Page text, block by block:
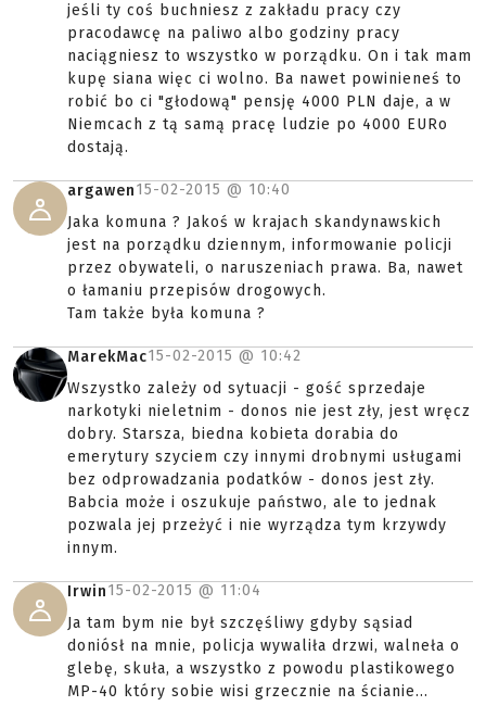
jeśli ty coś buchniesz z zakładu pracy czy
pracodawcę na paliwo albo godziny pracy
naciągniesz to wszystko w porządku. On i tak mam
kupę siana więc ci wolno. Ba nawet powinieneś to
robić bo ci "głodową" pensję 4000 PLN daje, a w
Niemcach z tą samą pracę ludzie po 4000 EURo
dostają.
argawen15-02-2015 @ 10:40
Jaka komuna ? Jakoś w krajach skandynawskich
jest na porządku dziennym, informowanie policji
przez obywateli, o naruszeniach prawa. Ba, nawet
o łamaniu przepisów drogowych.
Tam także była komuna ?
MarekMac15-02-2015 @ 10:42
Wszystko zależy od sytuacji - gość sprzedaje
narkotyki nieletnim - donos nie jest zły, jest wręcz
dobry. Starsza, biedna kobieta dorabia do
emerytury szyciem czy innymi drobnymi usługami
bez odprowadzania podatków - donos jest zły.
Babcia może i oszukuje państwo, ale to jednak
pozwala jej przeżyć i nie wyrządza tym krzywdy
innym.
Irwin15-02-2015 @ 11:04
Ja tam bym nie był szczęśliwy gdyby sąsiad
doniósł na mnie, policja wywaliła drzwi, walneła o
glebę, skuła, a wszystko z powodu plastikowego
MP-40 który sobie wisi grzecznie na ścianie...